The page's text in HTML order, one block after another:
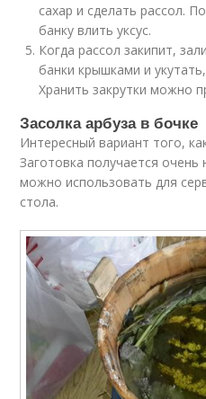
сахар и сделать рассол.
банку влить уксус.
Когда рассол закипит,
банки крышками и
Хранить закрутки можно
Засолка арбуза в бочке
Интересный вариант того,
Заготовка получается
можно использовать для
стола.